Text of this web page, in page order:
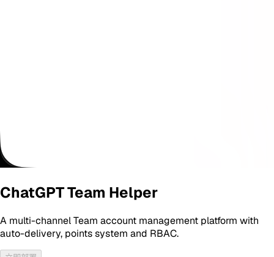
ChatGPT Team Helper
A multi-channel Team account management platform with
auto-delivery, points system and RBAC.